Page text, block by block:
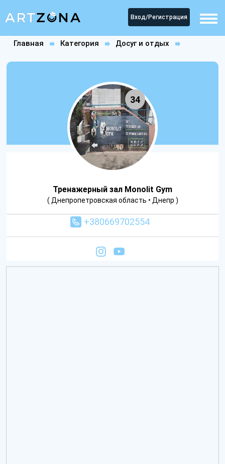
Вход/Регистрация
Главная Категория
Досуг и отдых
34
Тренажерный зал Monolit Gym
( Днепропетровская область • Днепр )
+380669702554